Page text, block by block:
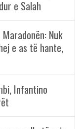
e Salah
Nuk
e as të hante,
Infantino